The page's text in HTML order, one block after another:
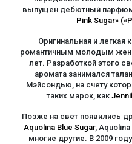
выпущен дебютный парфюм
Pink Sugar»
Оригинальная и легкая
романтичным молодым
лет. Разработкой этого
аромата занимался
Мэйсондью, на счету
таких марок, как
Позже на свет появились
Aquolina Blue Sugar,
многие другие. В 2009